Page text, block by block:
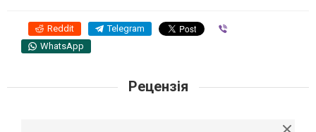
Reddit Telegram
WhatsApp
Рецензія